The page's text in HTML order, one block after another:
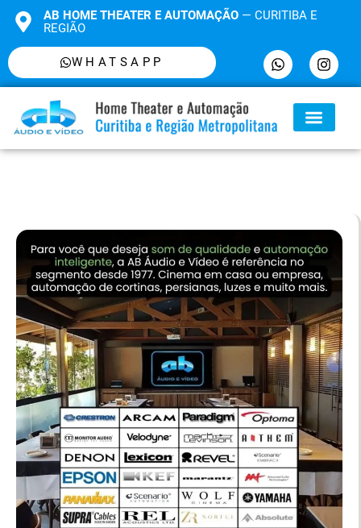
AB HOME THEATER E AUTOMAÇÃO— CURITIBA E
REGIÃO
WHATSAPP